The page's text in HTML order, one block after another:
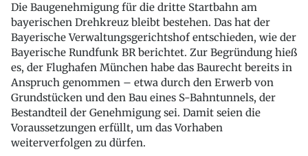
Die Baugenehmigung für die dritte Startbahn am
bayerischen Drehkreuz bleibt bestehen. Das hat der
Bayerische Verwaltungsgerichtshof entschieden, wie der
Bayerische Rundfunk BR berichtet. Zur Begründung hieß
es, der Flughafen München habe das Baurecht bereits in
Anspruch genommen – etwa durch den Erwerb von
Grundstücken und den Bau eines S-Bahntunnels, der
Bestandteil der Genehmigung sei. Damit seien die
Voraussetzungen erfüllt, um das Vorhaben
weiterverfolgen zu dürfen.